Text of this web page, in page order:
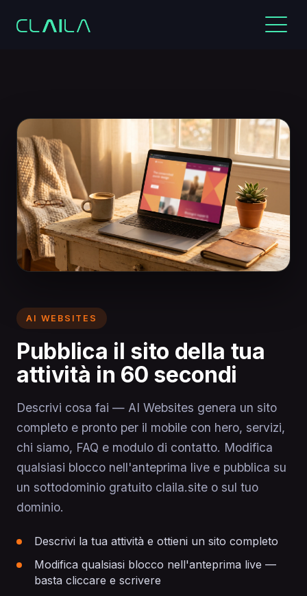
AI WEBSITES
Pubblica il sito della tua
attività in 60 secondi
Descrivi cosa fai — AI Websites genera un sito
completo e pronto per il mobile con hero, servizi,
chi siamo, FAQ e modulo di contatto. Modifica
qualsiasi blocco nell'anteprima live e pubblica su
un sottodominio gratuito claila.site o sul tuo
dominio.
Descrivi la tua attività e ottieni un sito completo
Modifica qualsiasi blocco nell'anteprima live —
basta cliccare e scrivere